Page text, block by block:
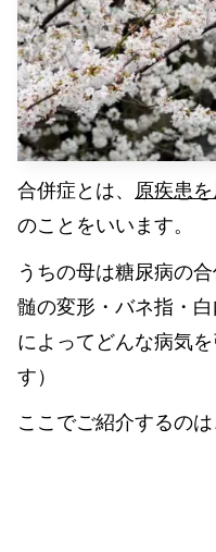
合併症とは、 原疾患
のことをいいます。
うちの母は糖尿病の
髄の変形・バネ指・
によってどんな病気
す）
ここでご紹介するの